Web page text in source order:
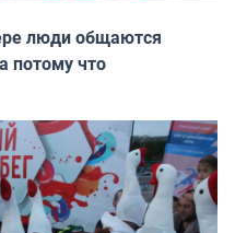
люди общаются
потому что